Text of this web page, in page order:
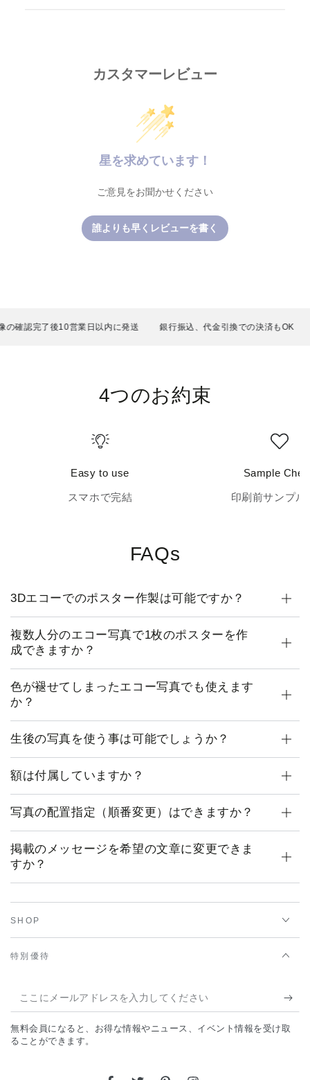
カスタマーレビュー
星を求めています！
ご意見をお聞かせください
誰よりも早くレビューを書く
確認完了後10営業日以内に発送 銀行振込、代金引換での決済もOK
4つのお約束
Easy to use
スマホで完結
Sample
印刷前サンプル
FAQs
3Dエコーでのポスター作製は可能ですか？
複数人分のエコー写真で1枚のポスターを作
成できますか？
色が褪せてしまったエコー写真でも使えます
か？
生後の写真を使う事は可能でしょうか？
額は付属していますか？
写真の配置指定（順番変更）はできますか？
掲載のメッセージを希望の文章に変更できま
すか？
SHOP
特別優待
こ
こ
に
無料会員になると、お得な情報やニュース、イベント情報を受け取
ることができます。